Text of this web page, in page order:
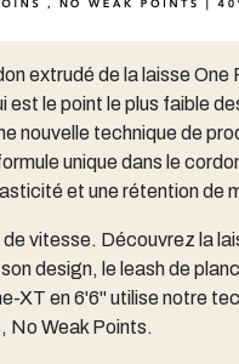
extrudé de la laisse One
est le point le plus faible
nouvelle technique de
unique dans le
et une rétention de
vitesse. Découvrez la
design, le leash de
XT en 6'6" utilise notre
No Weak Points.